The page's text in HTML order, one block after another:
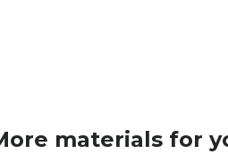
materials for